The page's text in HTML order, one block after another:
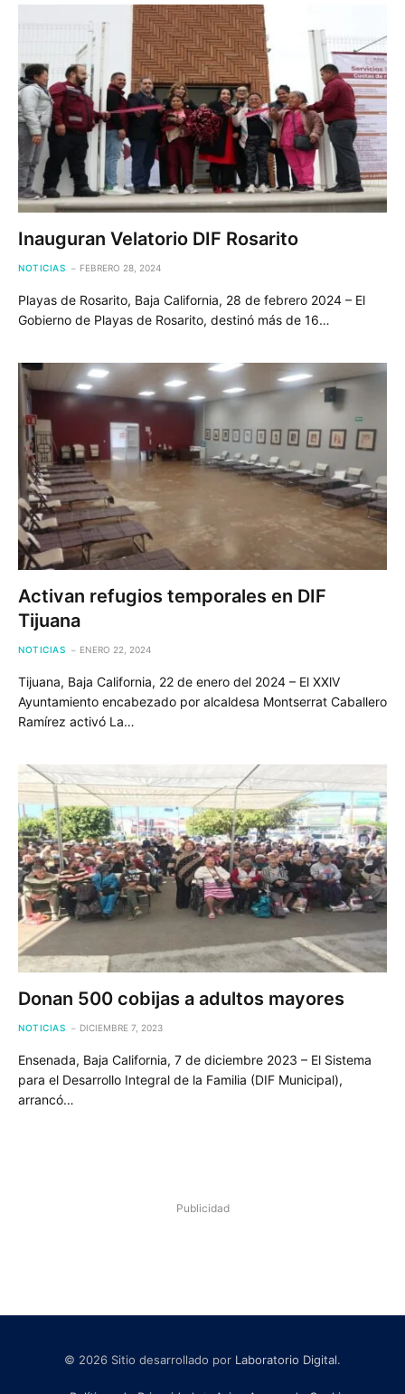
Inauguran Velatorio DIF Rosarito
NOTICIAS FEBRERO 28, 2024
Playas de Rosarito, Baja California, 28 de febrero 2024 – El
Gobierno de Playas de Rosarito, destinó más de 16…
Activan refugios temporales en DIF
Tijuana
NOTICIAS ENERO 22, 2024
Tijuana, Baja California, 22 de enero del 2024 – El XXlV
Ayuntamiento encabezado por alcaldesa Montserrat Caballero
Ramírez activó La…
Donan 500 cobijas a adultos mayores
NOTICIAS DICIEMBRE 7, 2023
Ensenada, Baja California, 7 de diciembre 2023 – El Sistema
para el Desarrollo Integral de la Familia (DIF Municipal),
arrancó…
Publicidad
© 2026 Sitio desarrollado por Laboratorio Digital.